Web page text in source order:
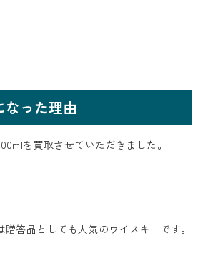
なった理由
を買取させていただきました。
贈答品としても人気のウイスキーです。